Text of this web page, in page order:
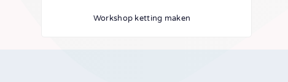
Workshop ketting maken